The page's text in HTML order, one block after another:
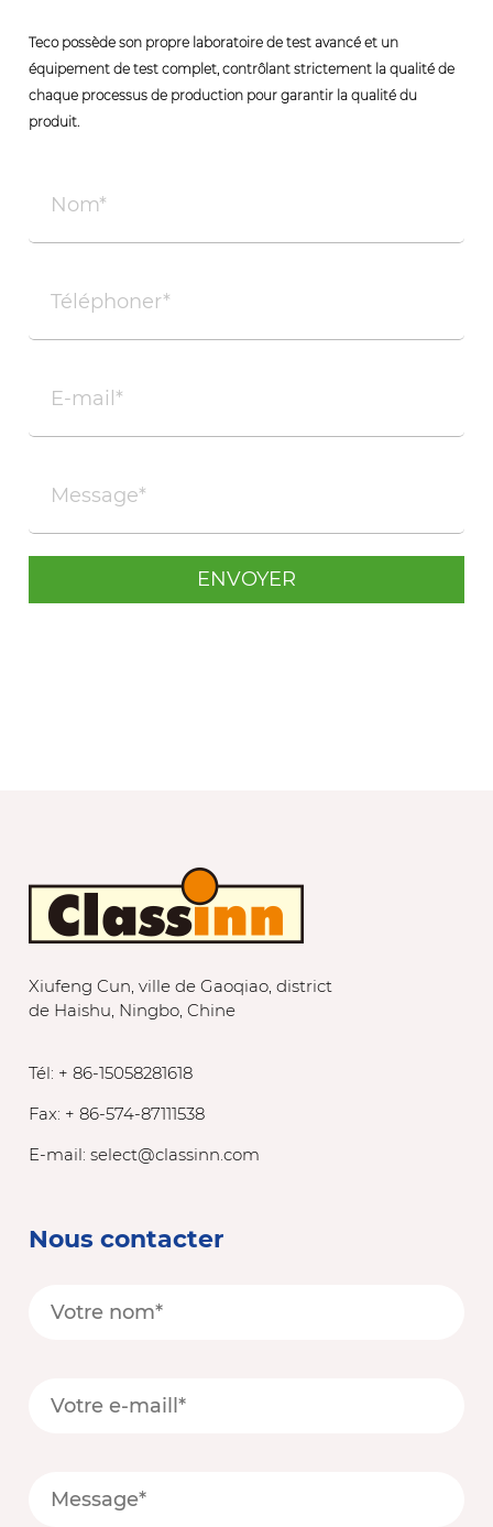
Teco possède son propre laboratoire de test avancé et un
équipement de test complet, contrôlant strictement la qualité de
chaque processus de production pour garantir la qualité du
produit.
Xiufeng Cun, ville de Gaoqiao, district
de Haishu, Ningbo, Chine
Tél: + 86-15058281618
Fax: + 86-574-87111538
E-mail:select@classinn.com
Nous contacter